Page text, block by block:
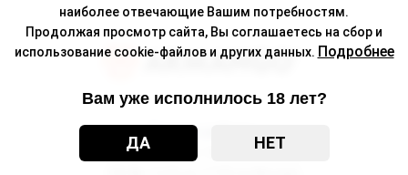
Режим работы
Пн-Пт 10:00 до 19:00 по Москве
наиболее отвечающие Вашим потребностям.
Продолжая просмотр сайта, Вы соглашаетесь на сбор и
использование cookie-файлов и других данных. Подробнее
Вам уже исполнилось 18 лет?
ДА НЕТ